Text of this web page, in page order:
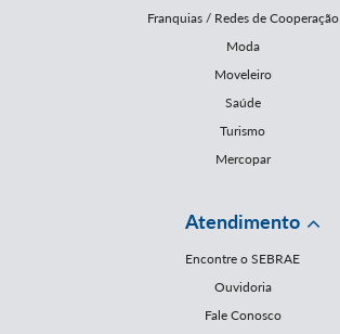
Franquias / Redes de Cooperação
Moda
Moveleiro
Saúde
Turismo
Mercopar
Atendimento
Encontre o SEBRAE
Ouvidoria
Fale Conosco